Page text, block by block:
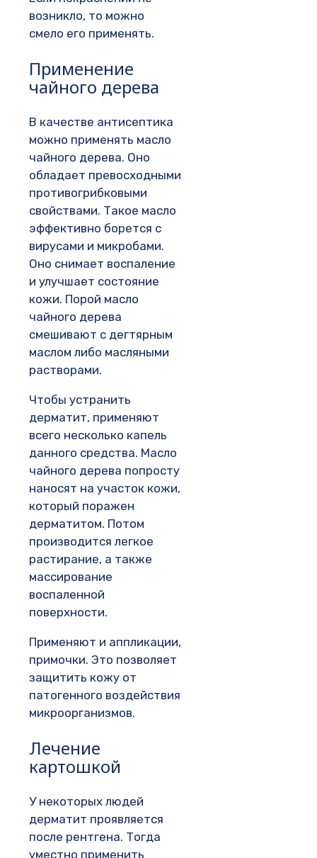
возникло, то можно
смело его применять.
Применение
чайного дерева
В качестве антисептика
можно применять масло
чайного дерева. Оно
обладает превосходными
противогрибковыми
свойствами. Такое масло
эффективно борется с
вирусами и микробами.
Оно снимает воспаление
и улучшает состояние
кожи. Порой масло
чайного дерева
смешивают с дегтярным
маслом либо масляными
растворами.
Чтобы устранить
дерматит, применяют
всего несколько капель
данного средства. Масло
чайного дерева попросту
наносят на участок кожи,
который поражен
дерматитом. Потом
производится легкое
растирание, а также
массирование
воспаленной
поверхности.
Применяют и аппликации,
примочки. Это позволяет
защитить кожу от
патогенного воздействия
микроорганизмов.
Лечение
картошкой
У некоторых людей
дерматит проявляется
после рентгена. Тогда
уместно применить